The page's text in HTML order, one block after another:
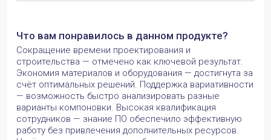
Что вам понравилось в данном продукте?
Сокращение времени проектирования и
строительства — отмечено как ключевой результат.
Экономия материалов и оборудования — достигнута за
счёт оптимальных решений. Поддержка вариативности
— возможность быстро анализировать разные
варианты компоновки. Высокая квалификация
сотрудников — знание ПО обеспечило эффективную
работу без привлечения дополнительных ресурсов.